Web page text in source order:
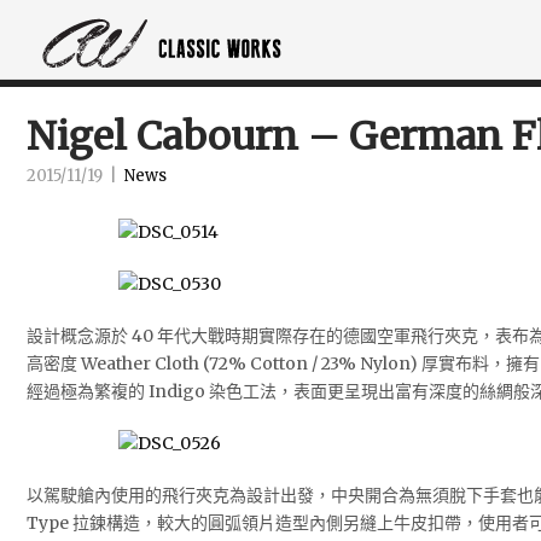
Nigel Cabourn – German
2015/11/19 News
設計概念源於 40 年代大戰時期實際存在的德國空軍飛行夾克，表
高密度 Weather Cloth (72% Cotton / 23% Nylon) 厚實布料，擁有
經過極為繁複的 Indigo 染色工法，表面更呈現出富有深度的絲綢般
以駕駛艙內使用的飛行夾克為設計出發，中央開合為無須脫下手套
Type 拉鍊構造，較大的圓弧領片造型內側另縫上牛皮扣帶，使用者